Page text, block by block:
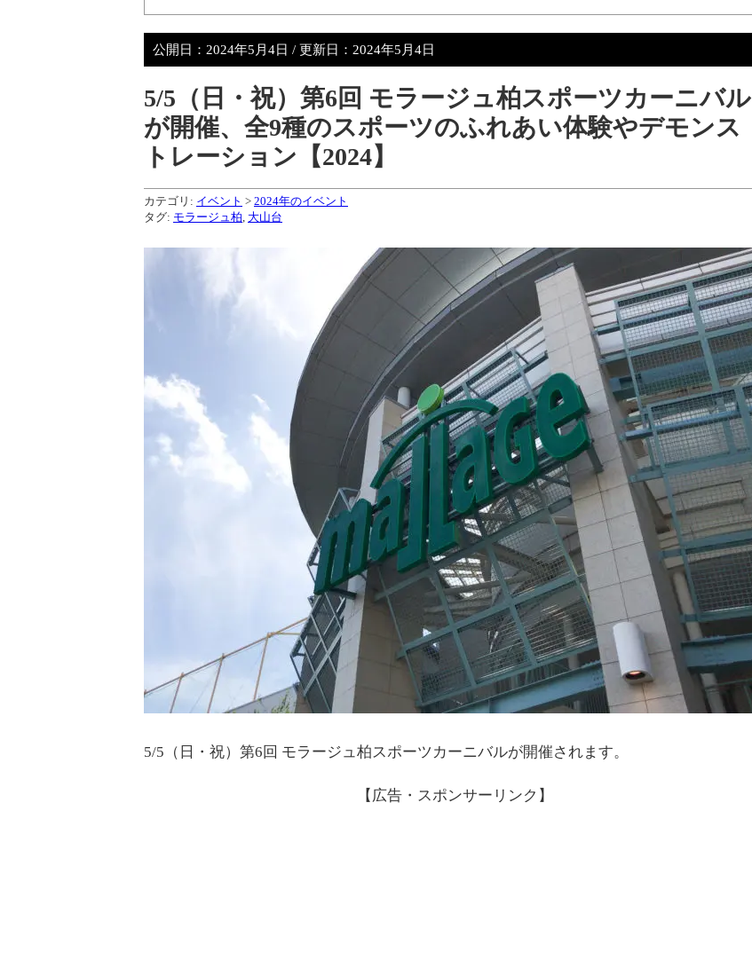
公開日： 2024年5月4日 / 更新日： 2024年5月4日
5/5（日・祝）第6回 モラージュ柏スポーツカーニバル
が開催、全9種のスポーツのふれあい体験やデモンス
トレーション【2024】
カテゴリ: イベント > 2024年のイベント
タグ: モラージュ柏 大山台
5/5（日・祝）第6回 モラージュ柏スポーツカーニバルが開催されます。
【広告・スポンサーリンク】